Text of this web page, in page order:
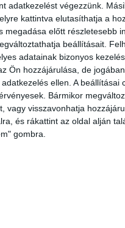
adatkezelést végezzünk.
kattintva elutasíthatja a
megadása előtt részletesebb
beállításait.
adatainak bizonyos
Ön hozzájárulása, de
ellen. A beállításai
Bármikor
vagy visszavonhatja
és rákattint az oldal alján
gombra.